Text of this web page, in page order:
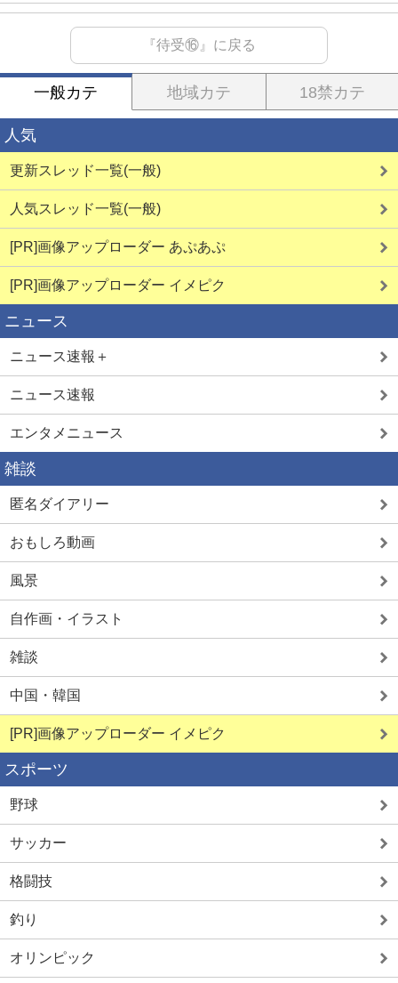
『待受⑯』に戻る
一般カテ 地域カテ 18禁カテ
人気
更新スレッド一覧(一般)
人気スレッド一覧(一般)
[PR]画像アップローダー あぷあぷ
[PR]画像アップローダー イメピク
ニュース
ニュース速報＋
ニュース速報
エンタメニュース
雑談
匿名ダイアリー
おもしろ動画
風景
自作画・イラスト
雑談
中国・韓国
[PR]画像アップローダー イメピク
スポーツ
野球
サッカー
格闘技
釣り
オリンピック